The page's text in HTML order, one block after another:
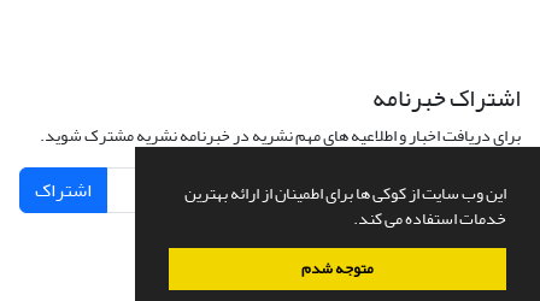
این وب سایت از کوکی ها برای اطمینان از ارائه بهترین
خدمات استفاده می کند.
متوجه شدم
اشتراک خبرنامه
برای دریافت اخبار و اطلاعیه های مهم نشریه در خبرنامه نشریه مشترک شوید.
اشتراک
سامانه مدیریت نشریات علمی.طراحی و پیاده سازی ازسیناوب